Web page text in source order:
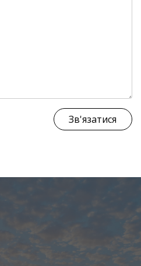
Зв'язатися